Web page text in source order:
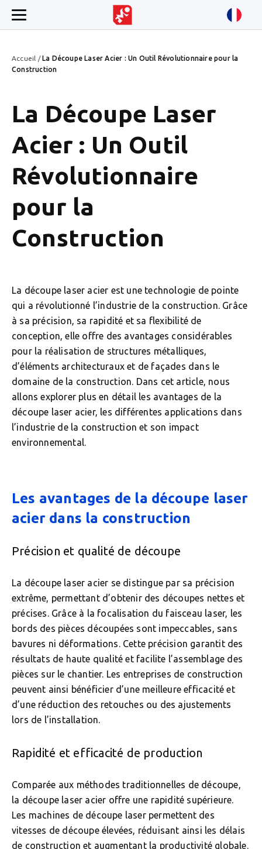
Accueil /La Découpe Laser Acier : Un Outil Révolutionnaire pour la
Construction
La Découpe Laser
Acier : Un Outil
Révolutionnaire
pour la
Construction
La découpe laser acier est une technologie de pointe
qui a révolutionné l’industrie de la construction. Grâce
à sa précision, sa rapidité et sa flexibilité de
conception, elle offre des avantages considérables
pour la réalisation de structures métalliques,
d’éléments architecturaux et de façades dans le
domaine de la construction. Dans cet article, nous
allons explorer plus en détail les avantages de la
découpe laser acier, les différentes applications dans
l’industrie de la construction et son impact
environnemental.
Les avantages de la découpe laser
acier dans la construction
Précision et qualité de découpe
La découpe laser acier se distingue par sa précision
extrême, permettant d’obtenir des découpes nettes et
précises. Grâce à la focalisation du faisceau laser, les
bords des pièces découpées sont impeccables, sans
bavures ni déformations. Cette précision garantit des
résultats de haute qualité et facilite l’assemblage des
pièces sur le chantier. Les entreprises de construction
peuvent ainsi bénéficier d’une meilleure efficacité et
d’une réduction des retouches ou des ajustements
lors de l’installation.
Rapidité et efficacité de production
Comparée aux méthodes traditionnelles de découpe,
la découpe laser acier offre une rapidité supérieure.
Les machines de découpe laser permettent des
vitesses de découpe élevées, réduisant ainsi les délais
de construction et augmentant la productivité globale.